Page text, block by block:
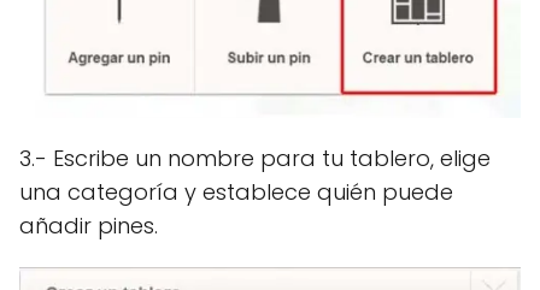
3.- Escribe un nombre para tu tablero, elige
una categoría y establece quién puede
añadir pines.